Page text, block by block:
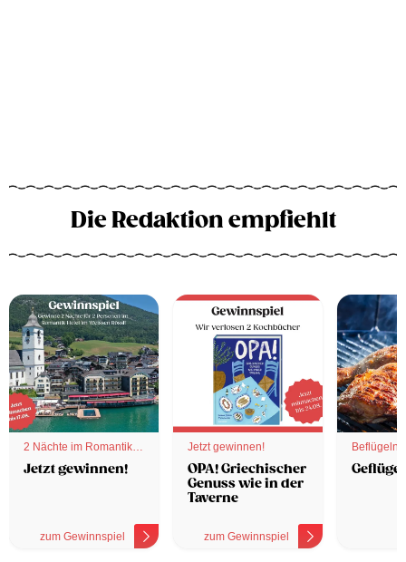
Die Redaktion empfiehlt
2 Nächte im Romantik
Hotel
Jetzt gewinnen!
zum Gewinnspiel
Jetzt gewinnen!
OPA! Griechischer
Genuss wie in der
Taverne
zum Gewinnspiel